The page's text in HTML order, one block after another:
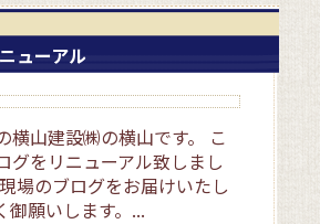
ューアル
横山建設㈱の横山です。 こ
グをリニューアル致しまし
場のブログをお届けいたし
御願いします。...